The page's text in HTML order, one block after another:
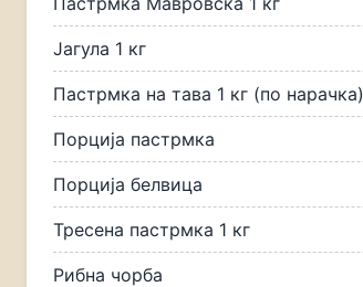
Јагула 1 кг
Пастрмка на тава 1 кг (по нарачка)
Порција пастрмка
Порција белвица
Тресена пастрмка 1 кг
Рибна чорба